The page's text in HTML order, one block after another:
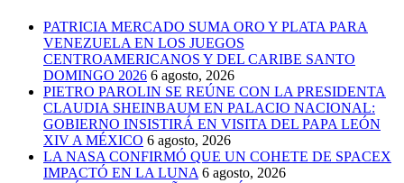
PATRICIA MERCADO SUMA ORO Y PLATA PARA
VENEZUELA EN LOS JUEGOS
CENTROAMERICANOS Y DEL CARIBE SANTO
DOMINGO 2026 6 agosto, 2026
PIETRO PAROLIN SE REÚNE CON LA PRESIDENTA
CLAUDIA SHEINBAUM EN PALACIO NACIONAL:
GOBIERNO INSISTIRÁ EN VISITA DEL PAPA LEÓN
XIV A MÉXICO 6 agosto, 2026
LA NASA CONFIRMÓ QUE UN COHETE DE SPACEX
IMPACTÓ EN LA LUNA 6 agosto, 2026